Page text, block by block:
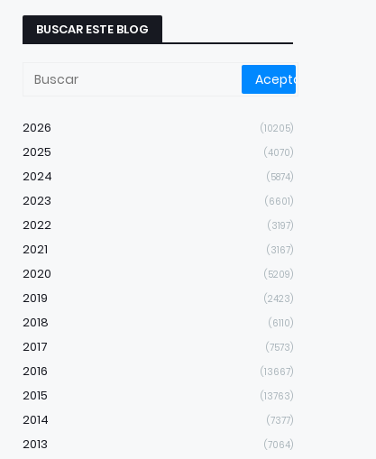
BUSCAR ESTE BLOG
2026 (10205)
2025 (4070)
2024 (5874)
2023 (6601)
2022 (3197)
2021 (3167)
2020 (5209)
2019 (2423)
2018 (6110)
2017 (7573)
2016 (13667)
2015 (13763)
2014 (7377)
2013 (7064)